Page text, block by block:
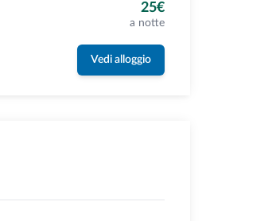
25€
a notte
Vedi alloggio